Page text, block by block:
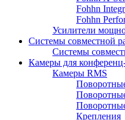
Fohhn
Fohhn
Усилители
Системы совместной
Системы
Камеры для
Камеры RMS
Крепления